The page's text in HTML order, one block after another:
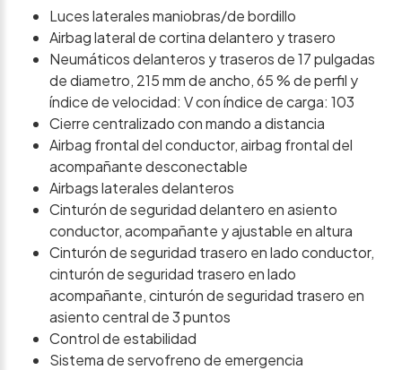
Luces laterales maniobras/de bordillo
Airbag lateral de cortina delantero y trasero
Neumáticos delanteros y traseros de 17 pulgadas
de diametro, 215 mm de ancho, 65 % de perfil y
índice de velocidad: V con índice de carga: 103
Cierre centralizado con mando a distancia
Airbag frontal del conductor, airbag frontal del
acompañante desconectable
Airbags laterales delanteros
Cinturón de seguridad delantero en asiento
conductor, acompañante y ajustable en altura
Cinturón de seguridad trasero en lado conductor,
cinturón de seguridad trasero en lado
acompañante, cinturón de seguridad trasero en
asiento central de 3 puntos
Control de estabilidad
Sistema de servofreno de emergencia